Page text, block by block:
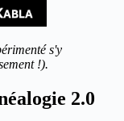
s'y
!).
2.0